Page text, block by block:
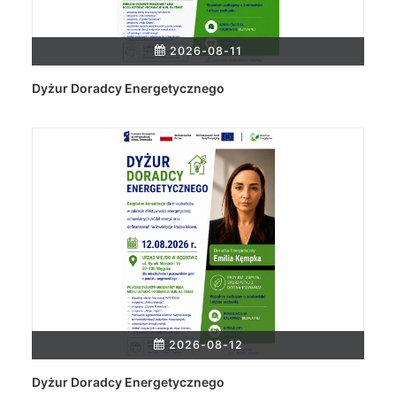
Dyżur Doradcy Energetycznego
2026-08-11
Dyżur Doradcy Energetycznego
2026-08-12